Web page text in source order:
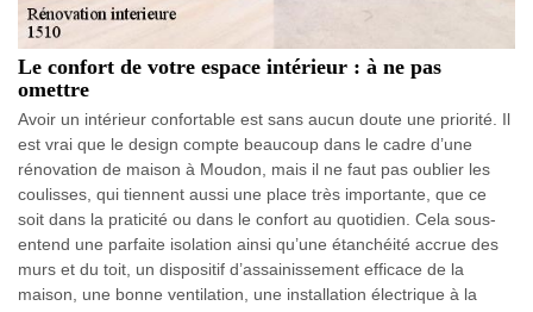
Le confort de votre espace intérieur : à ne pas
omettre
Avoir un intérieur confortable est sans aucun doute une priorité. Il
est vrai que le design compte beaucoup dans le cadre d’une
rénovation de maison à Moudon, mais il ne faut pas oublier les
coulisses, qui tiennent aussi une place très importante, que ce
soit dans la praticité ou dans le confort au quotidien. Cela sous-
entend une parfaite isolation ainsi qu’une étanchéité accrue des
murs et du toit, un dispositif d’assainissement efficace de la
maison, une bonne ventilation, une installation électrique à la